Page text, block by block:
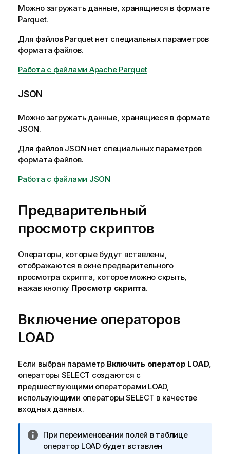
Можно загружать данные, хранящиеся в формате
Parquet.
Для файлов Parquetнет специальных параметров
формата файлов.
Работа с файлами Apache Parquet
JSON
Можно загружать данные, хранящиеся в формате
JSON.
Для файлов JSON нет специальных параметров
формата файлов.
Работа с файлами JSON
Предварительный
просмотр скриптов
Операторы, которые будут вставлены,
отображаются в окне предварительного
просмотра скрипта, которое можно скрыть,
нажав кнопку Просмотр скрипта.
Включение операторов
LOAD
Если выбран параметр Включить оператор LOAD,
операторы SELECT создаются с
предшествующими операторами LOAD,
использующими операторы SELECT в качестве
входных данных.
П
р
При переименовании полей в таблице
оператор LOADбудет вставлен